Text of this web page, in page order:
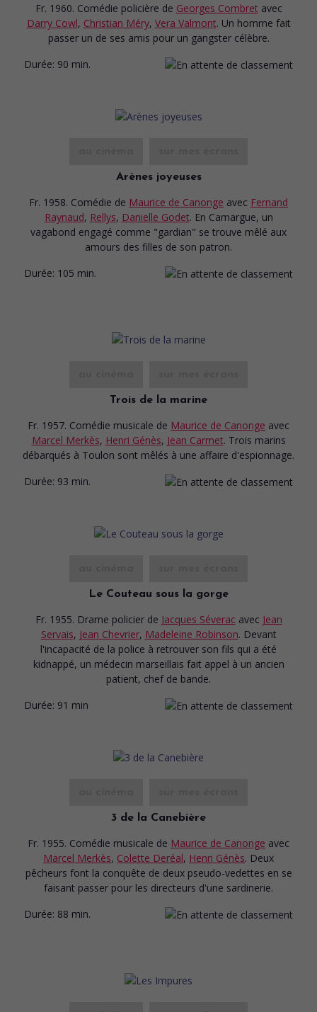
Fr. 1960. Comédie policière de Georges Combret avec
Darry Cowl, Christian Méry, Vera Valmont. Un homme fait
passer un de ses amis pour un gangster célèbre.
Durée: 90 min.
Arènes joyeuses
Fr. 1958. Comédie de Maurice de Canonge avec Fernand
Raynaud, Rellys, Danielle Godet. En Camargue, un
vagabond engagé comme "gardian" se trouve mêlé aux
amours des filles de son patron.
Durée: 105 min.
Trois de la marine
Fr. 1957. Comédie musicale de Maurice de Canonge avec
Marcel Merkès, Henri Génès, Jean Carmet. Trois marins
débarqués à Toulon sont mêlés à une affaire d'espionnage.
Durée: 93 min.
Le Couteau sous la gorge
Fr. 1955. Drame policier de Jacques Séverac avec Jean
Servais, Jean Chevrier, Madeleine Robinson. Devant
l'incapacité de la police à retrouver son fils qui a été
kidnappé, un médecin marseillais fait appel à un ancien
patient, chef de bande.
Durée: 91 min
3 de la Canebière
Fr. 1955. Comédie musicale de Maurice de Canonge avec
Marcel Merkès, Colette Deréal, Henri Génès. Deux
pêcheurs font la conquête de deux pseudo-vedettes en se
faisant passer pour les directeurs d'une sardinerie.
Durée: 88 min.